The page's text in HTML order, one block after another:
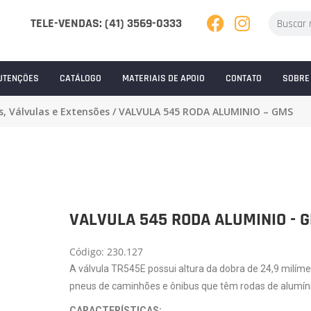
TELE-VENDAS: (41) 3569-0333
CATÁLOGO MATERIAIS DE APOIO CONTATO
Válvulas e Extensões/ VALVULA 545 RODA ALUMINIO – GMS
VALVULA 545 RODA ALUMINIO -
Código: 230.127
A válvula TR545E possui altura da dobra de 24,9
pneus de caminhões e ônibus que têm rodas de